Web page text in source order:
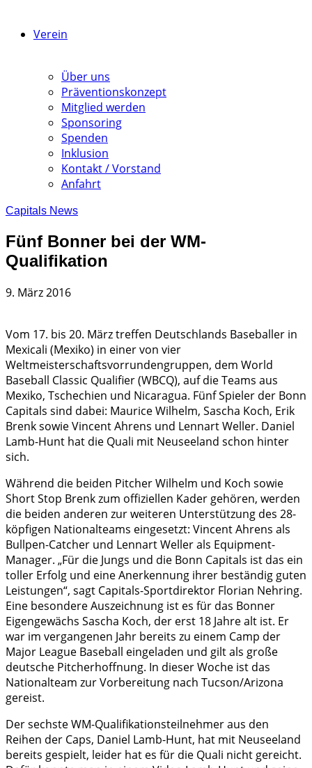
Verein
Über uns
Präventionskonzept
Mitglied werden
Sponsoring
Spenden
Inklusion
Kontakt / Vorstand
Anfahrt
Capitals News
Fünf Bonner bei der WM-
Qualifikation
9. März 2016
Vom 17. bis 20. März treffen Deutschlands Baseballer in
Mexicali (Mexiko) in einer von vier
Weltmeisterschaftsvorrundengruppen, dem World
Baseball Classic Qualifier (WBCQ), auf die Teams aus
Mexiko, Tschechien und Nicaragua. Fünf Spieler der Bonn
Capitals sind dabei: Maurice Wilhelm, Sascha Koch, Erik
Brenk sowie Vincent Ahrens und Lennart Weller. Daniel
Lamb-Hunt hat die Quali mit Neuseeland schon hinter
sich.
Während die beiden Pitcher Wilhelm und Koch sowie
Short Stop Brenk zum offiziellen Kader gehören, werden
die beiden anderen zur weiteren Unterstützung des 28-
köpfigen Nationalteams eingesetzt: Vincent Ahrens als
Bullpen-Catcher und Lennart Weller als Equipment-
Manager. „Für die Jungs und die Bonn Capitals ist das ein
toller Erfolg und eine Anerkennung ihrer beständig guten
Leistungen“, sagt Capitals-Sportdirektor Florian Nehring.
Eine besondere Auszeichnung ist es für das Bonner
Eigengewächs Sascha Koch, der erst 18 Jahre alt ist. Er
war im vergangenen Jahr bereits zu einem Camp der
Major League Baseball eingeladen und gilt als große
deutsche Pitcherhoffnung. In dieser Woche ist das
Nationalteam zur Vorbereitung nach Tucson/Arizona
gereist.
Der sechste WM-Qualifikationsteilnehmer aus den
Reihen der Caps, Daniel Lamb-Hunt, hat mit Neuseeland
bereits gespielt, leider hat es für die Quali nicht gereicht.